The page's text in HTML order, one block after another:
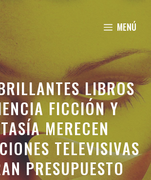
MENÚ
LIBROS
FICCIÓN Y
MERECEN
TELEVISIVAS
PRESUPUESTO